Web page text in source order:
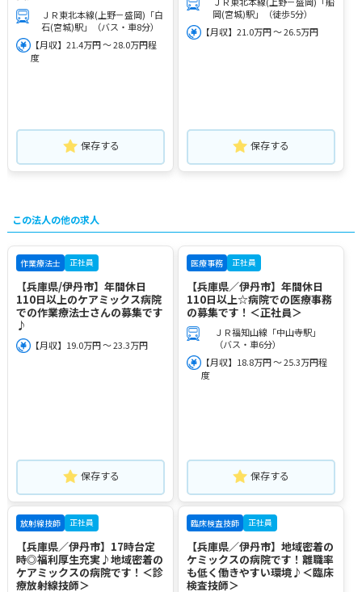
ＪＲ東北本線(上野－盛岡)「白
石(宮城)駅」（バス・車8分）
【月収】21.4万円 ～ 28.0万円程
度
保存する
岡(宮城)駅」（徒歩5分）
【月収】21.0万円 ～ 26.5万円
保存する
この法人の他の求人
作業療法士 正社員
【兵庫県/伊丹市】年間休日
110日以上のケアミックス病院
での作業療法士さんの募集です
♪
【月収】19.0万円 ～ 23.3万円
保存する
医療事務 正社員
【兵庫県／伊丹市】年間休日
110日以上☆病院での医療事務
の募集です！＜正社員＞
ＪＲ福知山線「中山寺駅」
（バス・車6分）
【月収】18.8万円 ～ 25.3万円程
度
保存する
放射線技師 正社員
【兵庫県／伊丹市】17時台定
時◎福利厚生充実♪地域密着の
ケアミックスの病院です！＜診
療放射線技師＞
臨床検査技師 正社員
【兵庫県／伊丹市】地域密着の
ケミックスの病院です！離職率
も低く働きやすい環境♪＜臨床
検査技師＞